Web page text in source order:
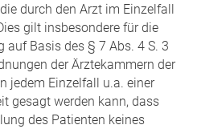
durch den Arzt im Einzelfall
gilt insbesondere für die
auf Basis des § 7 Abs. 4 S. 3
der Ärztekammern der
jedem Einzelfall u.a. einer
gesagt werden kann, dass
des Patienten keines